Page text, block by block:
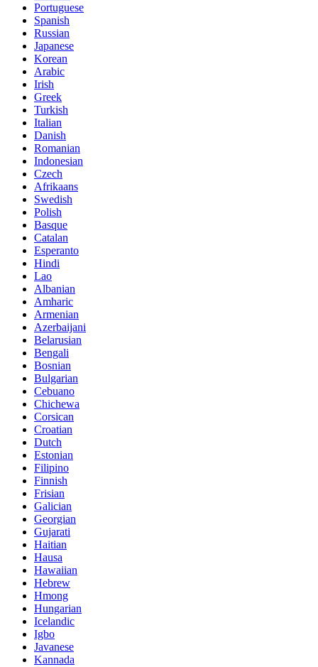
Portuguese
Spanish
Russian
Japanese
Korean
Arabic
Irish
Greek
Turkish
Italian
Danish
Romanian
Indonesian
Czech
Afrikaans
Swedish
Polish
Basque
Catalan
Esperanto
Hindi
Lao
Albanian
Amharic
Armenian
Azerbaijani
Belarusian
Bengali
Bosnian
Bulgarian
Cebuano
Chichewa
Corsican
Croatian
Dutch
Estonian
Filipino
Finnish
Frisian
Galician
Georgian
Gujarati
Haitian
Hausa
Hawaiian
Hebrew
Hmong
Hungarian
Icelandic
Igbo
Javanese
Kannada